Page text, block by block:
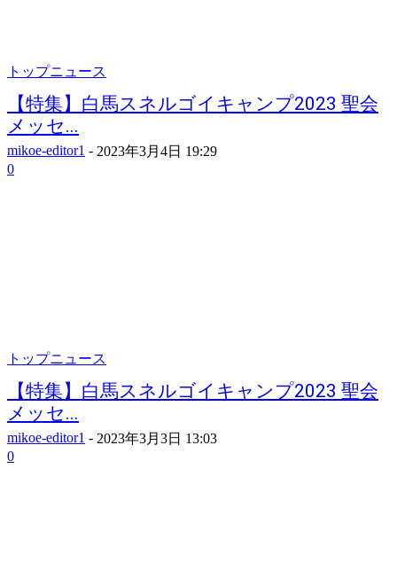
トップニュース
【特集】白馬スネルゴイキャンプ2023 聖会
メッセ...
mikoe-editor1 - 2023年3月4日 19:29
0
トップニュース
【特集】白馬スネルゴイキャンプ2023 聖会
メッセ...
mikoe-editor1 - 2023年3月3日 13:03
0